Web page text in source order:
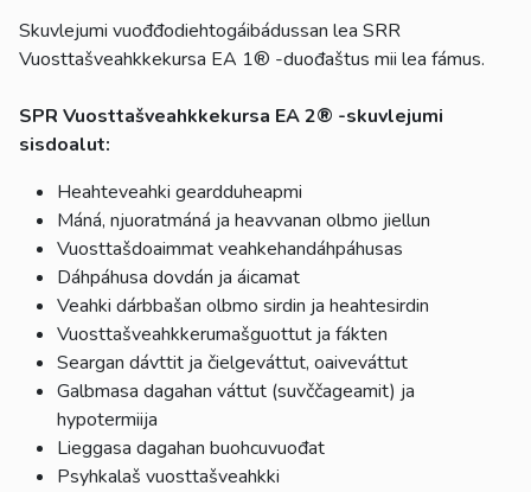
Skuvlejumi vuođđodiehtogáibádussan lea SRR
Vuosttašveahkkekursa EA 1® -duođaštus mii lea fámus.
SPR Vuosttašveahkkekursa EA 2® -skuvlejumi
sisdoalut:
Heahteveahki geardduheapmi
Máná, njuoratmáná ja heavvanan olbmo jiellun
Vuosttašdoaimmat veahkehandáhpáhusas
Dáhpáhusa dovdán ja áicamat
Veahki dárbbašan olbmo sirdin ja heahtesirdin
Vuosttašveahkkerumašguottut ja fákten
Seargan dávttit ja čielgeváttut, oaiveváttut
Galbmasa dagahan váttut (suvččageamit) ja
hypotermiija
Lieggasa dagahan buohcuvuođat
Psyhkalaš vuosttašveahkki